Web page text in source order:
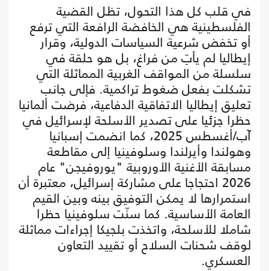
في قلب كل هذا التحول، تظل القضية
الفلسطينية هي الخافضة الرافعة التي ترفع
أو تخفض شرعية السياسات الدولية، وقرار
إيطاليا لم يأتِ من فراغ، بل هو حلقة في
سلسلة من المواقف الغربية المماثلة التي
تشكلت بفعل ضغوط تراكمية. فإلى جانب
تعليق إيطاليا الاتفاقية الدفاعية، فرضت ألمانيا
حظرا جزئيا على تصدير الأسلحة لإسرائيل في
آب/أغسطس 2025، كما انضمت إسبانيا
وهولندا وأيرلندا وسلوفينيا إلى مقاطعة
مسابقة الأغنية الأوروبية "يوروفيجن" عام
2026 احتجاجا على مشاركة إسرائيل، معتبرة أن
استمرارها لا يمكن التوفيق بينه وبين القيم
العامة الأساسية. كما سنّت سلوفينيا حظرا
شاملا للأسلحة، واتخذت بلجيكا إجراءات مماثلة
لوقف شحنات السلاح أو تقييد التعاون
العسكري.